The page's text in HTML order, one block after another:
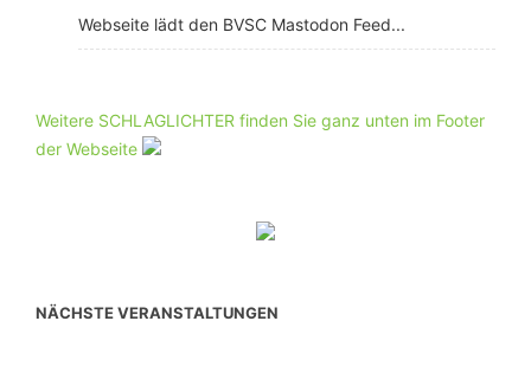
Webseite lädt den BVSC Mastodon Feed...
Weitere SCHLAGLICHTER finden Sie ganz unten im Footer
der Webseite
NÄCHSTE VERANSTALTUNGEN